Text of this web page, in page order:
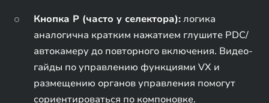
Кнопка P (часто у селектора):логика
аналогична кратким нажатием глушите PDC/
автокамеру до повторного включения. Видео-
гайды по управлению функциями VX и
размещению органов управления помогут
сориентироваться по компоновке.